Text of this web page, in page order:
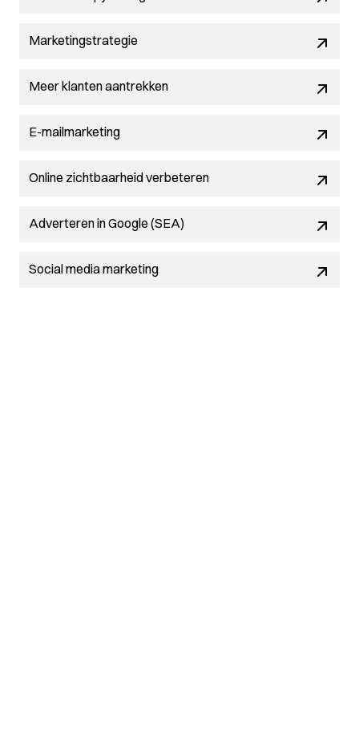
Marketingstrategie
Meer klanten aantrekken
E-mailmarketing
Online zichtbaarheid verbeteren
Adverteren in Google (SEA)
Social media marketing